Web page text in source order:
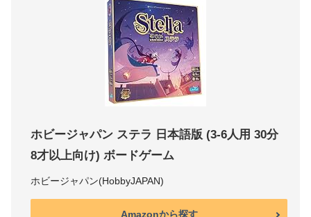
ホビージャパン ステラ 日本語版 (3-6人用 30分
8才以上向け) ボードゲーム
ホビージャパン(HobbyJAPAN)
Amazonから探す